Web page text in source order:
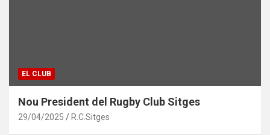
EL CLUB
Nou President del Rugby Club Sitges
29/04/2025 R.C.Sitges